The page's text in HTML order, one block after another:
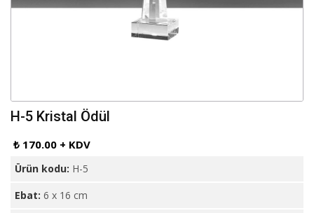
H-5 Kristal Ödül
₺ 170.00 + KDV
Ürün kodu: H-5
Ebat: 6 x 16 cm